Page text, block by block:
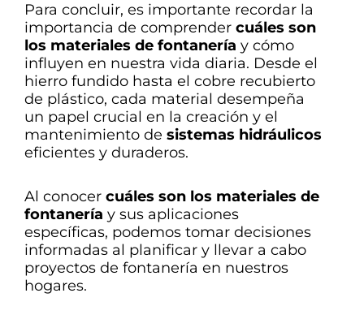
Para concluir, es importante recordar la
importancia de comprender cuáles son
los materiales de fontanería y cómo
influyen en nuestra vida diaria. Desde el
hierro fundido hasta el cobre recubierto
de plástico, cada material desempeña
un papel crucial en la creación y el
mantenimiento de sistemas hidráulicos
eficientes y duraderos.
Al conocer cuáles son los materiales de
fontanería y sus aplicaciones
específicas, podemos tomar decisiones
informadas al planificar y llevar a cabo
proyectos de fontanería en nuestros
hogares.